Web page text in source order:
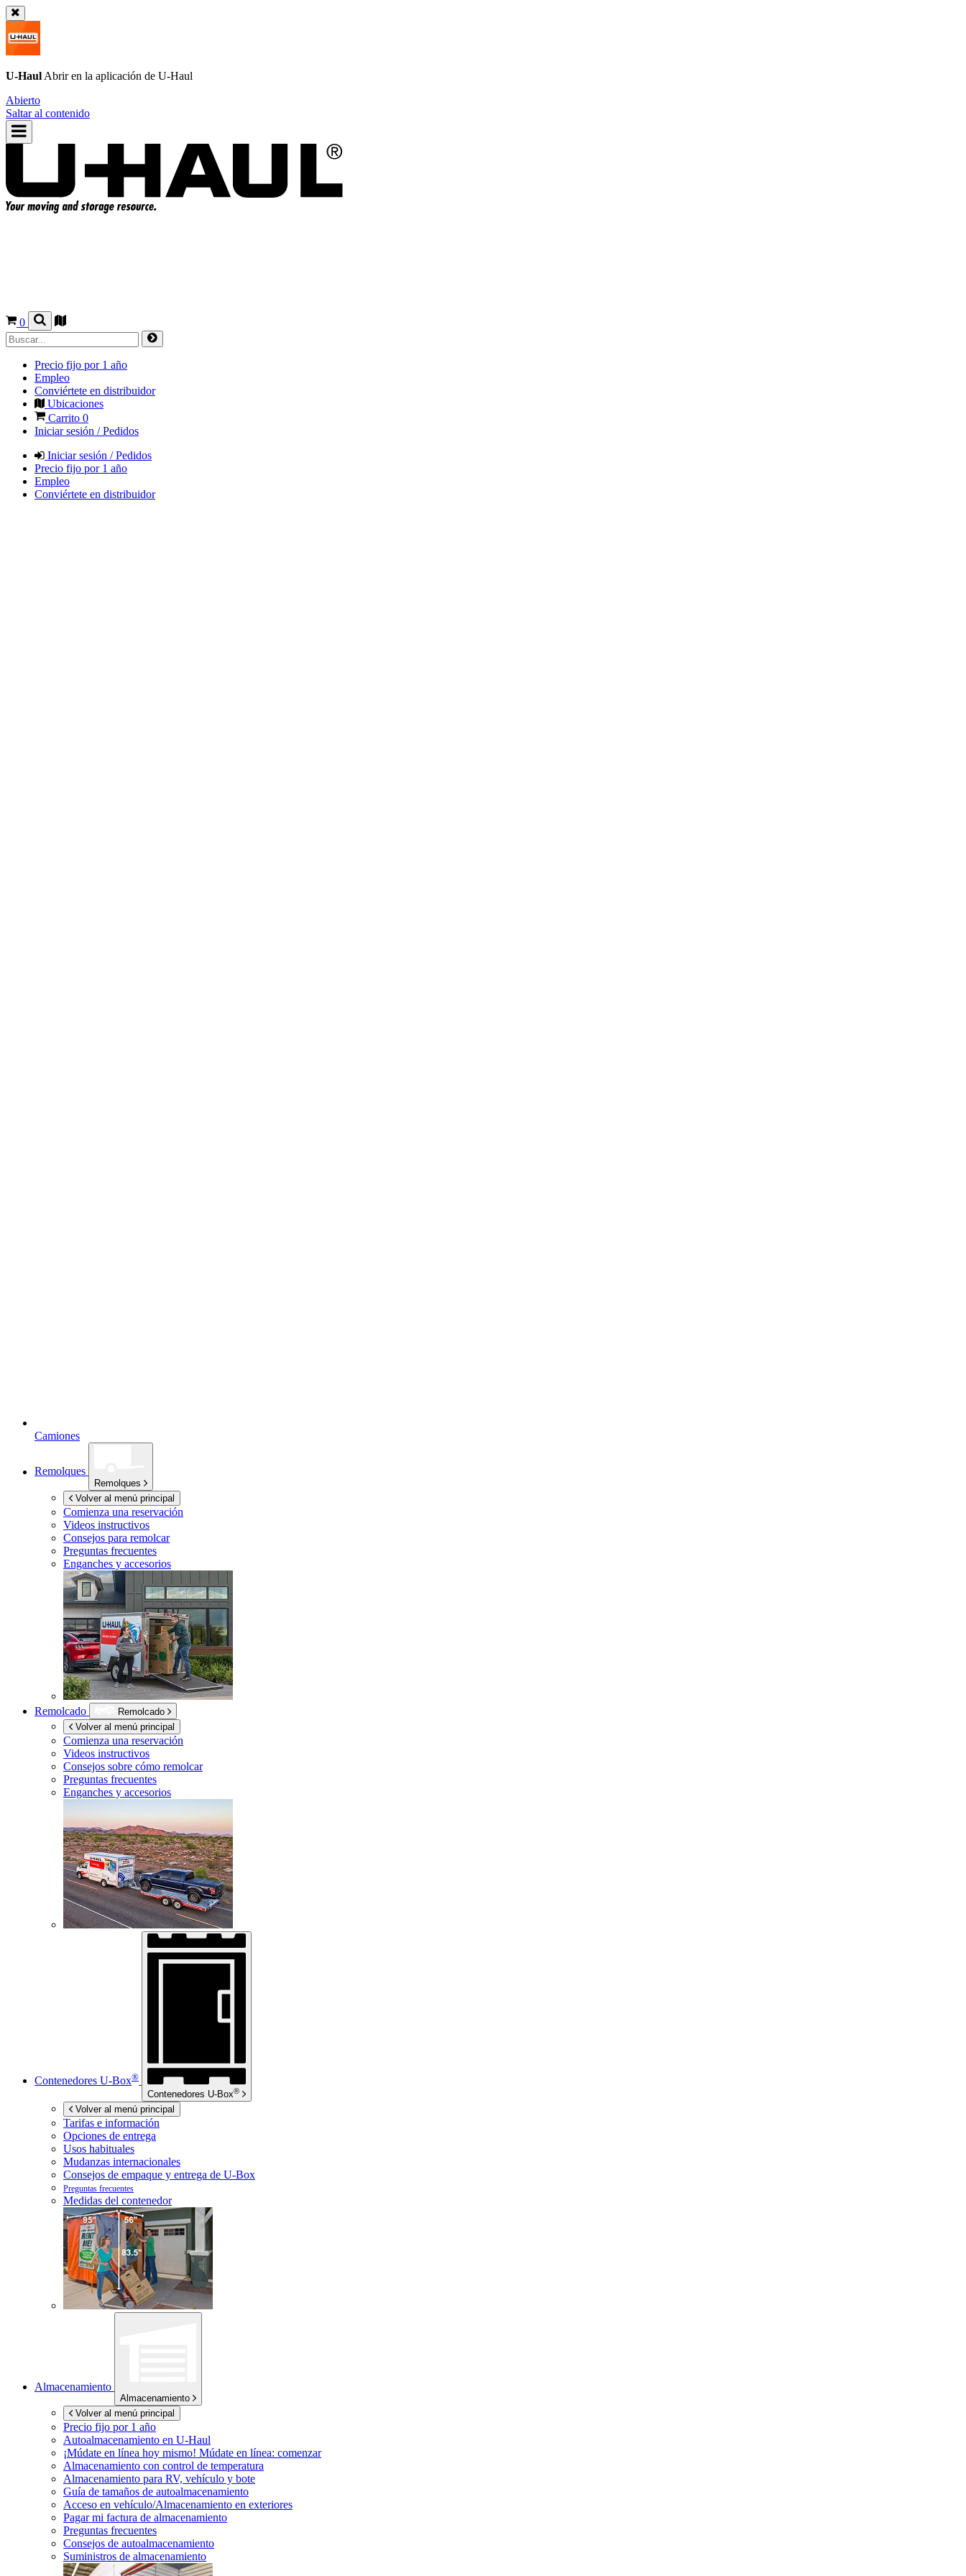
U-Haul Abrir en la aplicación de U-Haul
Abierto
Saltar al contenido
0
Precio fijo por 1 año
Empleo
Conviértete en distribuidor
Ubicaciones
Carrito 0
Iniciar sesión / Pedidos
Iniciar sesión / Pedidos
Precio fijo por 1 año
Empleo
Conviértete en distribuidor
Camiones
Remolques
Remolques
Volver al menú principal
Comienza una reservación
Videos instructivos
Consejos para remolcar
Preguntas frecuentes
Enganches y accesorios
Remolcado
Remolcado
Volver al menú principal
Comienza una reservación
Videos instructivos
Consejos sobre cómo remolcar
Preguntas frecuentes
Enganches y accesorios
Contenedores U-Box®
Contenedores U-Box®
Volver al menú principal
Tarifas e información
Opciones de entrega
Usos habituales
Mudanzas internacionales
Consejos de empaque y entrega de U-Box
Preguntas frecuentes
Medidas del contenedor
Almacenamiento
Almacenamiento
Volver al menú principal
Precio fijo por 1 año
Autoalmacenamiento en U-Haul
¡Múdate en línea hoy mismo! Múdate en línea: comenzar
Almacenamiento con control de temperatura
Almacenamiento para RV, vehículo y bote
Guía de tamaños de autoalmacenamiento
Acceso en vehículo/Almacenamiento en exteriores
Pagar mi factura de almacenamiento
Preguntas frecuentes
Consejos de autoalmacenamiento
Suministros de almacenamiento